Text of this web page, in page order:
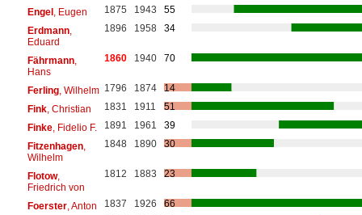
Engel, Eugen 1875 1943
55
Erdmann,
Eduard
1896 1958 34
Fährmann,
Hans
1860 1940 70
Ferling, Wilhelm 1796 1874
14
Fink, Christian 1831 1911
51
Finke, Fidelio F. 1891 1961
39
Fitzenhagen,
Wilhelm
1848 1890 30
Flotow,
Friedrich von
1812 1883 23
Foerster, Anton 1837 1926
66